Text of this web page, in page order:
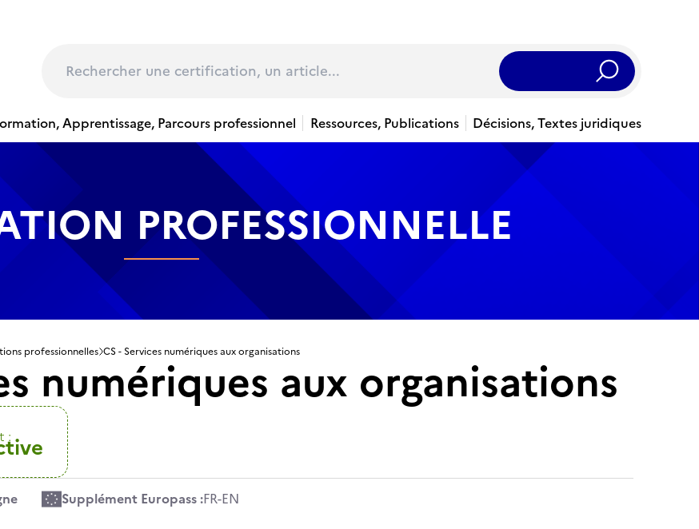
Rechercher
Apprentissage, Parcours professionnel Ressources, Publications Décisions, Textes juridiques
PROFESSIONNELLE
professionnelles CS - Services numériques aux organisations
numériques aux organisations
:
Supplément Europass :FR-EN